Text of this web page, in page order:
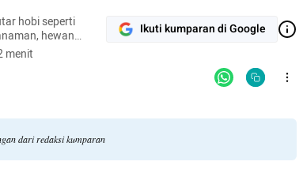
hobi seperti
hewan
menit
Ikuti kumparan di Google
dari redaksi kumparan